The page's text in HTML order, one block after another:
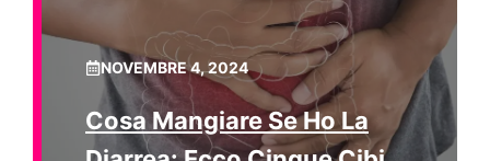
NOVEMBRE 4, 2024
Cosa Mangiare Se Ho La